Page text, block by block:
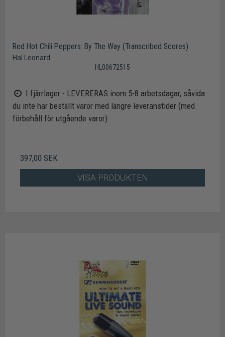
Red Hot Chili Peppers: By The Way (Transcribed Scores)
Hal Leonard
HL00672515
I fjärrlager - LEVERERAS inom 5-8 arbetsdagar, såvida
du inte har beställt varor med längre leveranstider (med
förbehåll för utgående varor)
397,00 SEK
VISA PRODUKTEN